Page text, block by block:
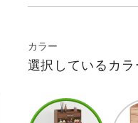
カラー
選択しているカ